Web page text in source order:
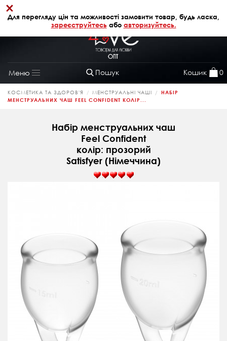
Для перегляду цін та можливості замовити товар, будь ласка,
зареєструйтесьабо авторизуйтесь.
×
Пошук Кошик 0
Меню
Toggle
navigation
КОСМЕТИКА ТА ЗДОРОВ'Я МЕНСТРУАЛЬНІ ЧАШІ
НАБІР
МЕНСТРУАЛЬНИХ ЧАШ FEEL CONFIDENT КОЛІР...
Набір менструальних чаш
Feel Confident
колір: прозорий
Satisfyer (Німеччина)